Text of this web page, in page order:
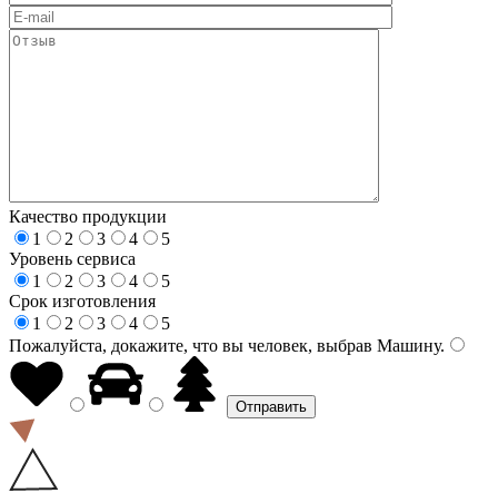
Качество продукции
1
2 3 4
5
Уровень сервиса
1
2 3 4
5
Срок изготовления
1
2 3 4
5
Пожалуйста, докажите, что вы человек, выбрав Машину.